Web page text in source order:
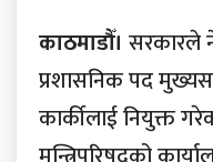
काठमाडौँ। सरकारले
प्रशासनिक पद
कार्कीलाई नियुक्त